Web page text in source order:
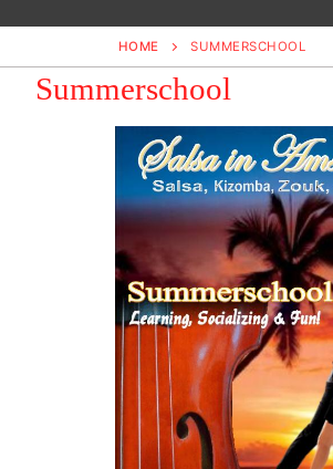
HOME SUMMERSCHOOL
Summerschool